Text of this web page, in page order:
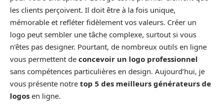
les clients perçoivent. Il doit être à la fois unique,
mémorable et refléter fidèlement vos valeurs. Créer un
logo peut sembler une tâche complexe, surtout si vous
n’êtes pas designer. Pourtant, de nombreux outils en ligne
vous permettent de concevoir un logo professionnel
sans compétences particulières en design. Aujourd’hui, je
vous présente notre top 5 des meilleurs générateurs de
logos en ligne.